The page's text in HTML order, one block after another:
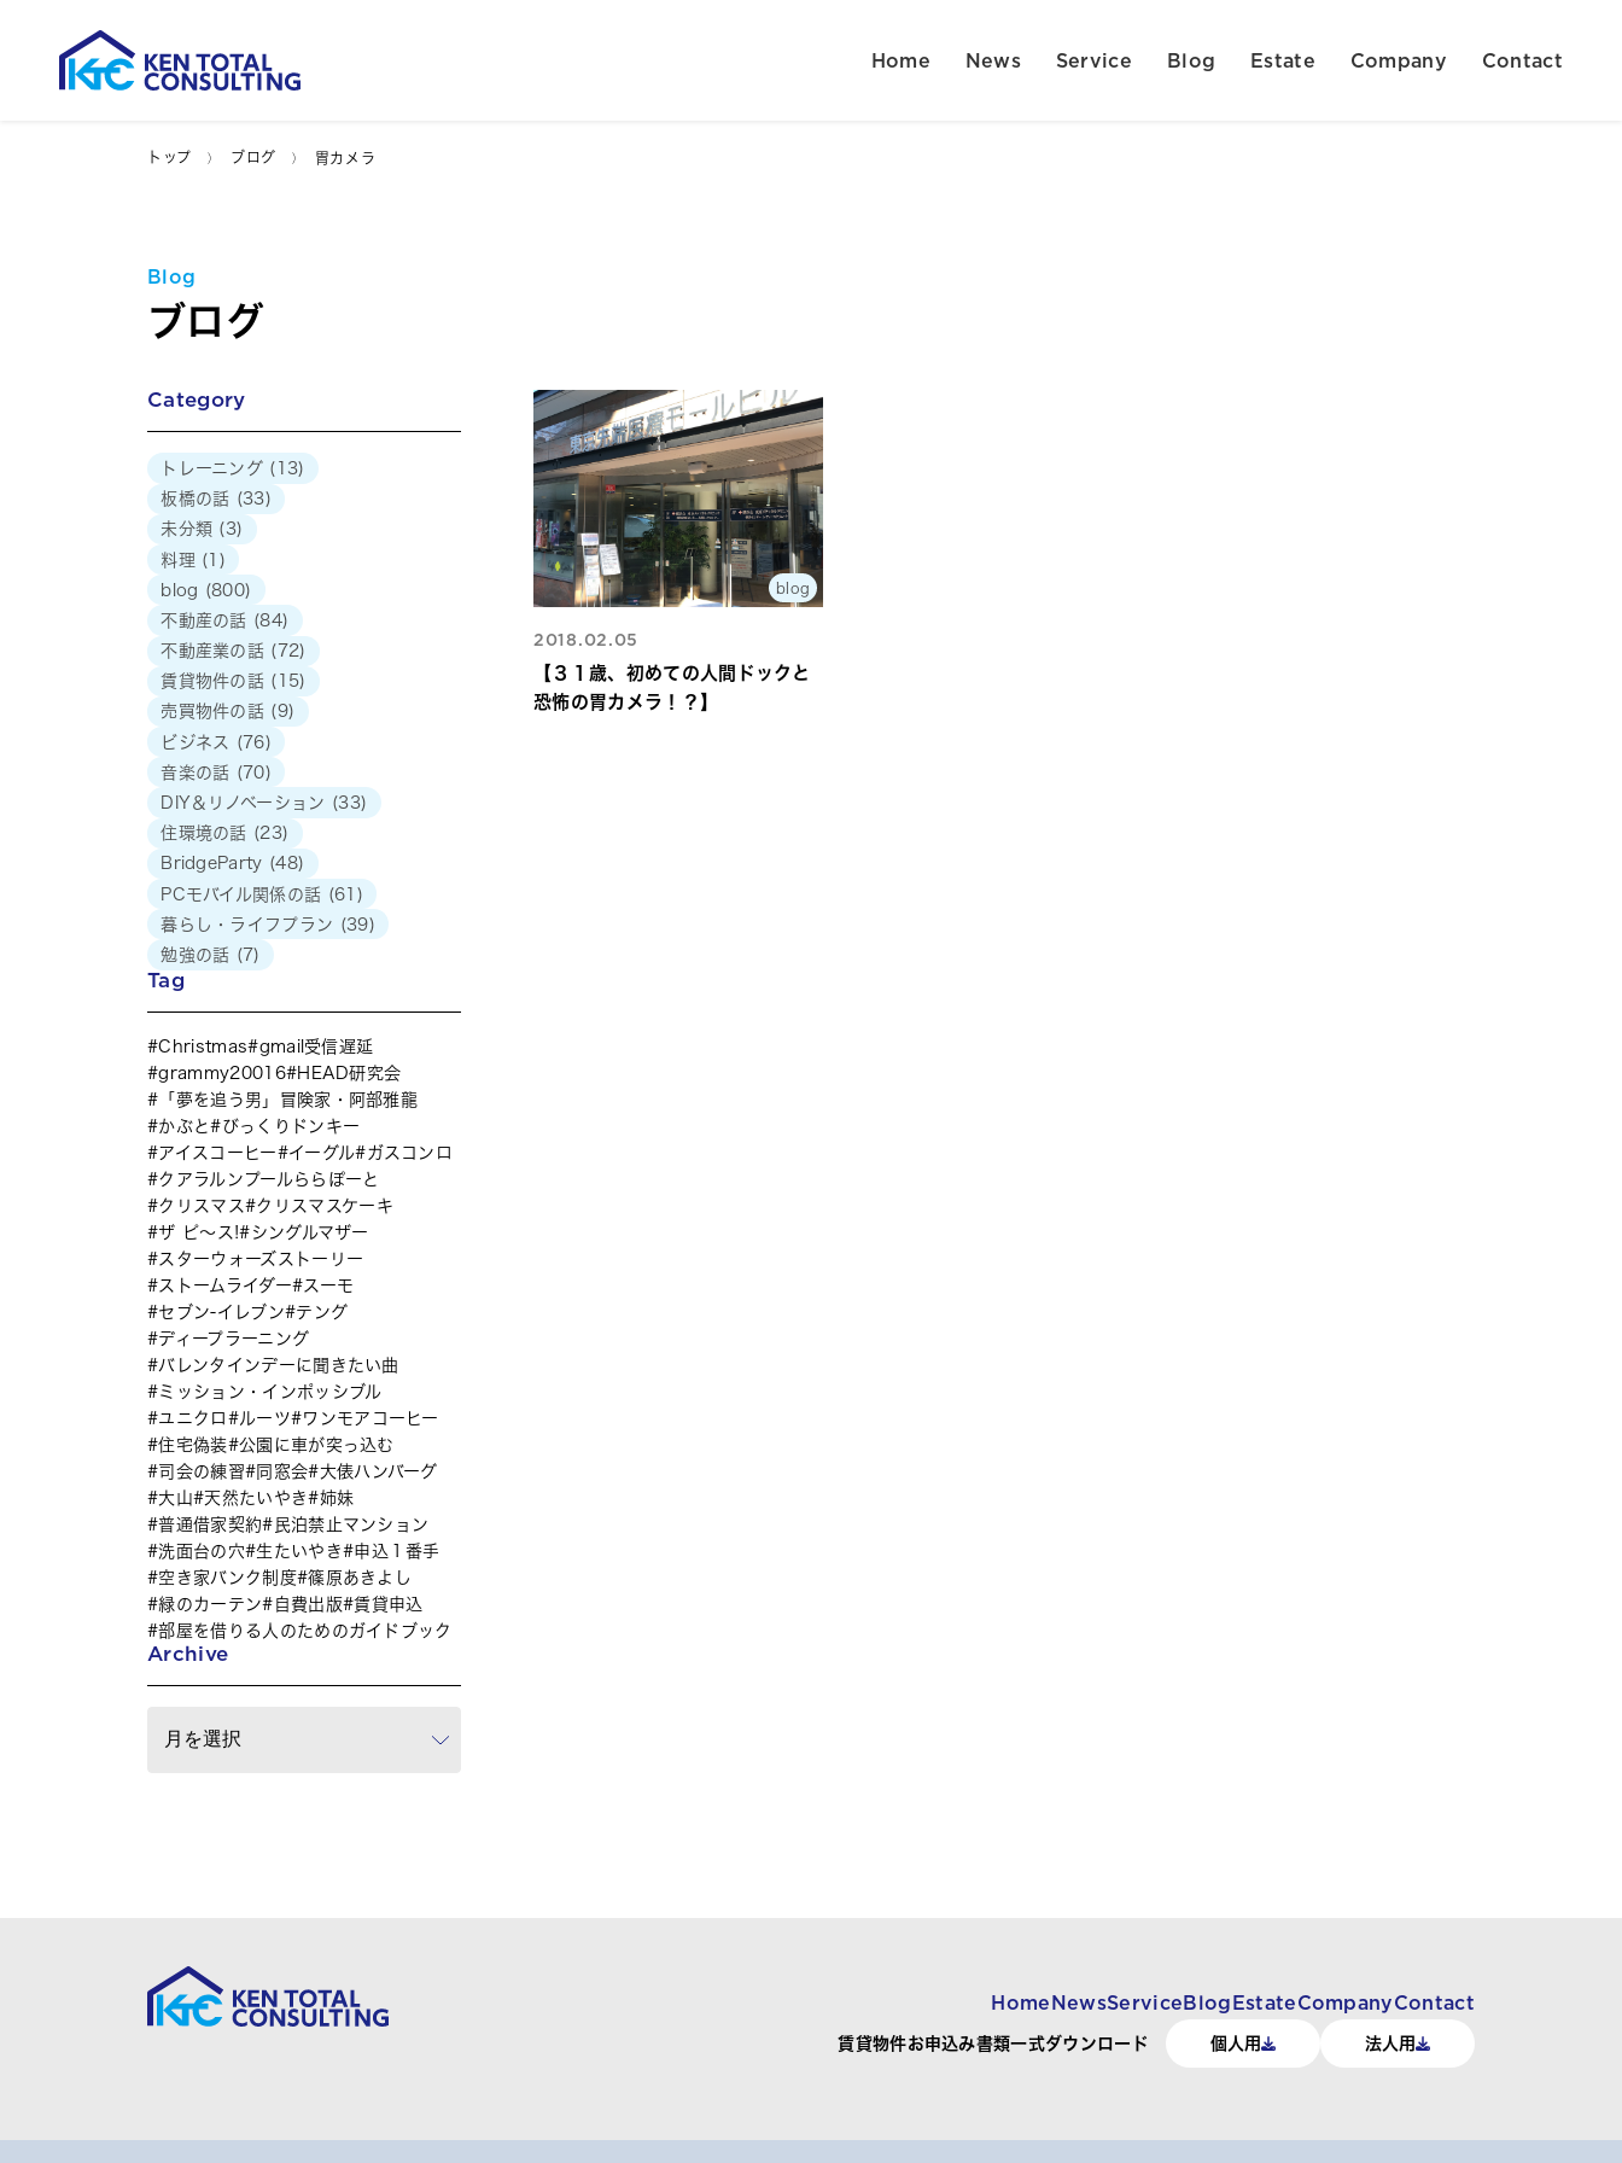
Home News Service Blog Estate Company Contact
トップ ブログ 胃カメラ
Blog
ブログ
blog
2018.02.05
【３１歳、初めての人間ドックと
恐怖の胃カメラ！？】
Category
トレーニング (13)
板橋の話 (33)
未分類 (3)
料理 (1)
blog (800)
不動産の話 (84)
不動産業の話 (72)
賃貸物件の話 (15)
売買物件の話 (9)
ビジネス
(76)
音楽の話 (70)
DIY＆リノベーション (33)
住環境の話 (23)
BridgeParty (48)
PCモバイル関係の話 (61)
暮らし・ライフプラン (39)
勉強の話 (7)
Tag
Christmas
gmail受信遅延
grammy20016
HEAD研究会
「夢を追う男」冒険家・阿部雅龍
かぶと
びっくりドンキー
アイスコーヒー
イーグル
ガスコンロ
クアラルンプールららぽーと
クリスマス
クリスマスケーキ
ザ ピ〜ス!
シングルマザー
スターウォーズストーリー
ストームライダー
スーモ
セブン-イレブン
テング
ディープラーニング
バレンタインデーに聞きたい曲
ミッション・インポッシブル
ユニクロ
ルーツ
ワンモアコーヒー
住宅偽装
公園に車が突っ込む
司会の練習
同窓会
大俵ハンバーグ
大山
天然たいやき
姉妹
普通借家契約
民泊禁止マンション
洗面台の穴
生たいやき
申込１番手
空き家バンク制度
篠原あきよし
緑のカーテン
自費出版
賃貸申込
部屋を借りる人のためのガイドブック
Archive
HomeNewsServiceBlogEstateCompanyContact
賃貸物件お申込み書類一式ダウンロード 個人用 法人用